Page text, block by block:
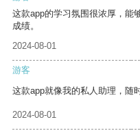
这款app的学习氛围很浓厚，能
成绩。
2024-08-01
游客
这款app就像我的私人助理，随
2024-08-01